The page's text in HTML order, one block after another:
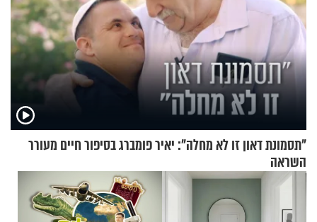
"תסמונת דאון זו לא מחלה": יאיר פומברג בסיפור חיים מעורר
השראה